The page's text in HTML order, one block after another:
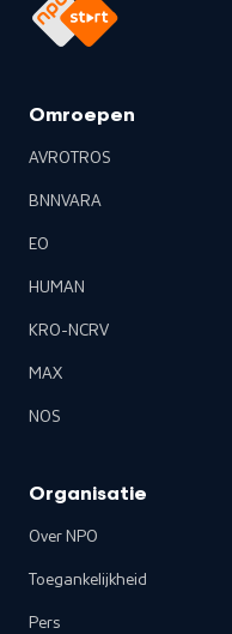
Omroepen
AVROTROS
BNNVARA
EO
HUMAN
KRO-NCRV
MAX
NOS
Organisatie
Over NPO
Toegankelijkheid
Pers